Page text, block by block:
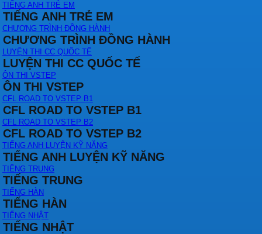
TIẾNG ANH TRẺ EM
TIẾNG ANH TRẺ EM
CHƯƠNG TRÌNH ĐỒNG HÀNH
CHƯƠNG TRÌNH ĐỒNG HÀNH
LUYỆN THI CC QUỐC TẾ
LUYỆN THI CC QUỐC TẾ
ÔN THI VSTEP
ÔN THI VSTEP
CFL ROAD TO VSTEP B1
CFL ROAD TO VSTEP B1
CFL ROAD TO VSTEP B2
CFL ROAD TO VSTEP B2
TIẾNG ANH LUYỆN KỸ NĂNG
TIẾNG ANH LUYỆN KỸ NĂNG
TIẾNG TRUNG
TIẾNG TRUNG
TIẾNG HÀN
TIẾNG HÀN
TIẾNG NHẬT
TIẾNG NHẬT